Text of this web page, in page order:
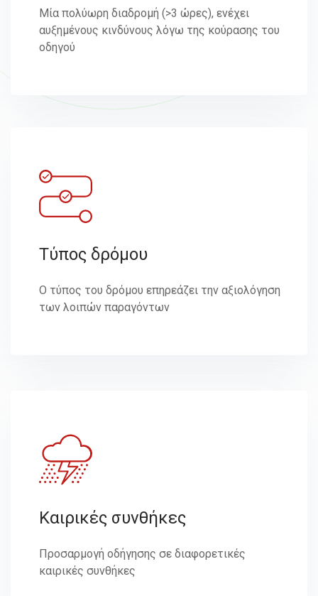
Μία πολύωρη διαδρομή (>3 ώρες), ενέχει
αυξημένους κινδύνους λόγω της κούρασης του
οδηγού
Τύπος δρόμου
Ο τύπος του δρόμου επηρεάζει την αξιολόγηση
των λοιπών παραγόντων
Καιρικές συνθήκες
Προσαρμογή οδήγησης σε διαφορετικές
καιρικές συνθήκες